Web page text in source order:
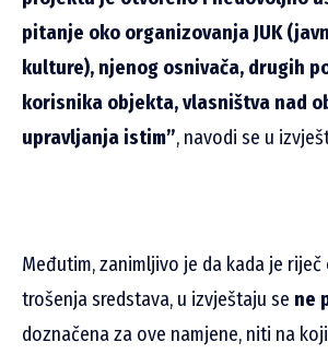
pitanje oko organizovanja JUK
kulture), njenog osnivača, drugih
korisnika objekta, vlasništva nad
upravljanja istim”, navodi se u
Međutim, zanimljivo je da kada je
trošenja sredstava, u izvještaju se ne
doznačena za ove namjene, niti na